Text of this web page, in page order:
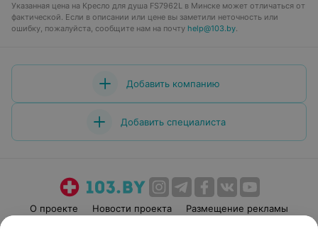
Указанная цена на Кресло для душа FS7962L в Минске может отличаться от
фактической. Если в описании или цене вы заметили неточность или
ошибку, пожалуйста, сообщите нам на почту help@103.by.
Добавить компанию
Добавить специалиста
О проекте Новости проекта
Размещение рекламы